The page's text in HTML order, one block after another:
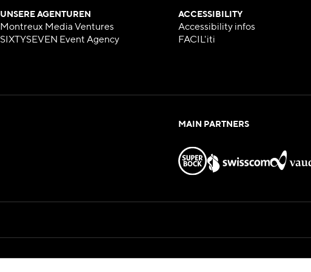
UNSERE AGENTUREN
Montreux Media Ventures
SIXTYSEVEN Event Agency
ACCESSIBILITY
Accessibility infos
FACIL'iti
MAIN PARTNERS